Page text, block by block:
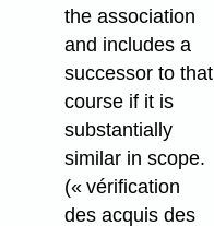
the association
and includes a
successor to that
course if it is
substantially
similar in scope.
(« vérification
des acquis des